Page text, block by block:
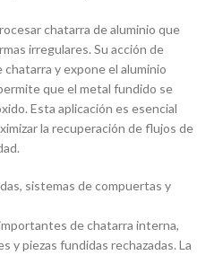
chatarra de aluminio que
irregulares. Su acción de
y expone el aluminio
que el metal fundido se
Esta aplicación es esencial
la recuperación de flujos de
sistemas de compuertas y
de chatarra interna,
y piezas fundidas rechazadas. La